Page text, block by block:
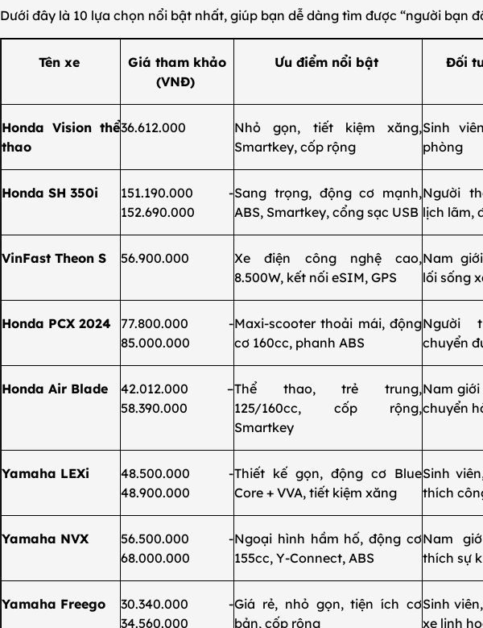
Dưới đây là 10 lựa chọn nổi bật nhất, giúp bạn dễ dàng tìm được “người bạn
Tên xe
Giá tham khảo
(VNĐ)
Ưu điểm nổi bật Đối
Honda Vision thể
thao
36.612.000
Nhỏ gọn, tiết kiệm xăng,
Smartkey, cốp rộng
Sinh
phòng
Honda SH 350i
151.190.000 -
152.690.000
Sang trọng, động cơ mạnh,
ABS, Smartkey, cổng sạc USB
Người
lịch lãm,
VinFast Theon S 56.900.000
Xe điện công nghệ cao,
8.500W, kết nối eSIM, GPS
Nam
lối sống
Honda PCX 2024
77.800.000 -
85.000.000
Maxi-scooter thoải mái, động
cơ 160cc, phanh ABS
Người
chuyển
Honda Air Blade
42.012.000 –
58.390.000
Thể thao, trẻ trung,
125/160cc, cốp rộng,
Smartkey
Nam
chuyển
Yamaha LEXi
48.500.000 -
48.900.000
Thiết kế gọn, động cơ Blue
Core + VVA, tiết kiệm xăng
Sinh
thích
Yamaha NVX
56.500.000 -
68.000.000
Ngoại hình hầm hố, động cơ
155cc, Y-Connect, ABS
Nam
thích sự
Yamaha Freego
30.340.000 -
34.560.000
Giá rẻ, nhỏ gọn, tiện ích cơ
bản, cốp rộng
Sinh
xe linh